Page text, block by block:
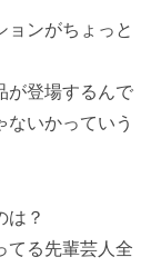
ョンがちょっと
が登場するんで
いかっていう
？
てる先輩芸人全